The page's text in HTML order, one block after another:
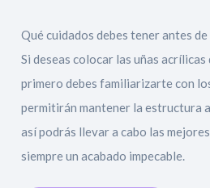
Qué cuidados debes tener antes
Si deseas colocar las uñas acrílicas
primero debes familiarizarte con
permitirán mantener la estructura
así podrás llevar a cabo las
siempre un acabado impecable.